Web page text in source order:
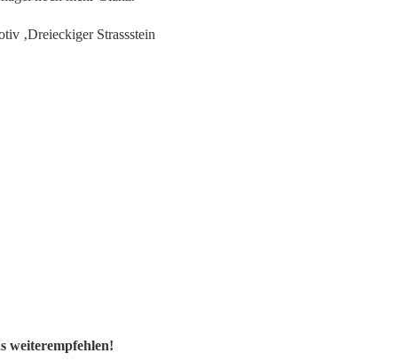
‚Dreieckiger Strassstein
weiterempfehlen!